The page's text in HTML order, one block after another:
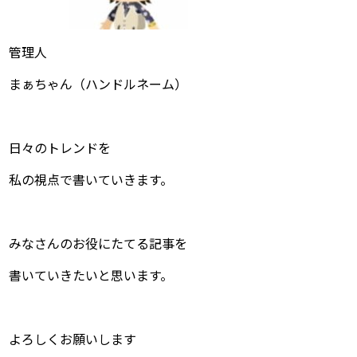
管理人
まぁちゃん（ハンドルネーム）
日々のトレンドを
私の視点で書いていきます。
みなさんのお役にたてる記事を
書いていきたいと思います。
よろしくお願いします